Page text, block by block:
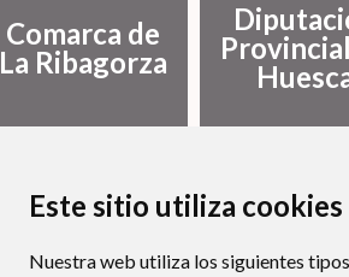
Este sitio utiliza cookies
Nuestra web utiliza los siguientes
Comarca de
La Ribagorza